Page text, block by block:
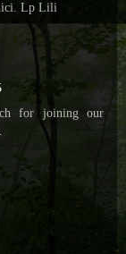
Lp Lili
for joining our